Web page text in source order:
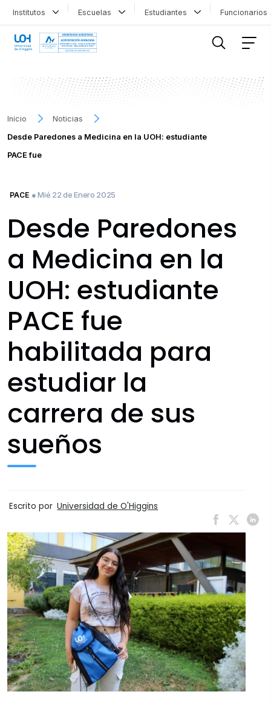
Institutos Escuelas Estudiantes
Inicio
Noticias
Desde Paredones a Medicina en la UOH: estudiante
PACE fue
PACE ● Mié 22 de Enero 2025
Desde Paredones
a Medicina en la
UOH: estudiante
PACE fue
habilitada para
estudiar la
carrera de sus
sueños
Escrito por Universidad de O'Higgins